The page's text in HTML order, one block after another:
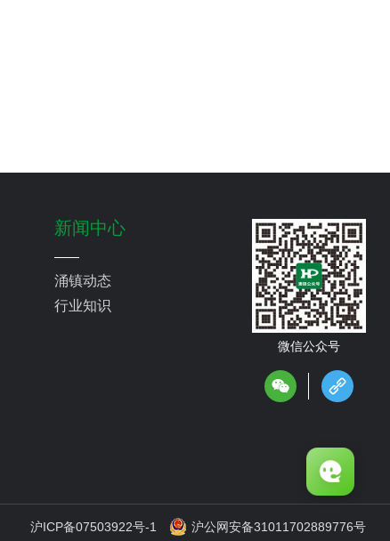
微信公众号
新闻中心
涌镇动态
行业知识
沪ICP备07503922号-1 沪公网安备31011702889776号